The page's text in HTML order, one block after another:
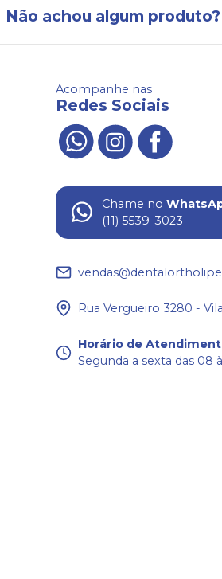
Não achou algum produto?
Acompanhe nas
Redes Sociais
Chame no
(11) 5539-3023
Rua Vergueiro 3280 -
Horário de
Segunda a sexta das 08